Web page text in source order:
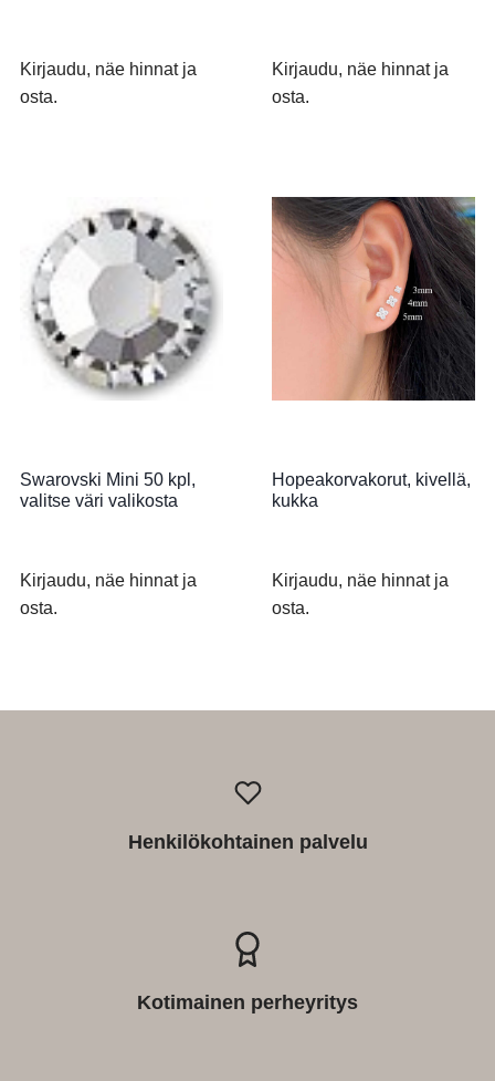
Kirjaudu, näe hinnat ja
osta.
Kirjaudu, näe hinnat ja
osta.
Swarovski Mini 50 kpl,
valitse väri valikosta
Kirjaudu, näe hinnat ja
osta.
Hopeakorvakorut, kivellä,
kukka
Kirjaudu, näe hinnat ja
osta.
Henkilökohtainen palvelu
Kotimainen perheyritys